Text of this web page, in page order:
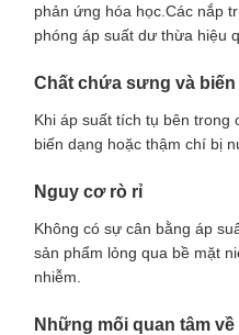
phản ứng hóa học.Các nắp
phóng áp suất dư thừa hiệu
Chất chứa sưng và biến
Khi áp suất tích tụ bên trong
biến dạng hoặc thậm chí bị
Nguy cơ rò rỉ
Không có sự cân bằng áp
sản phẩm lỏng qua bề mặt
nhiễm.
Những mối quan tâm